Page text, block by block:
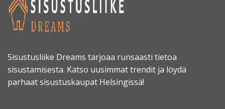
Sisustusliike Dreams tarjoaa runsaasti tietoa
sisustamisesta. Katso uusimmat trendit ja löydä
parhaat sisustuskaupat Helsingissä!